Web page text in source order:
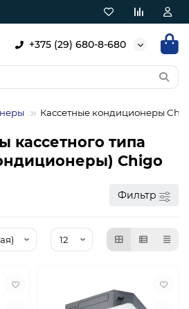
+375 (29) 680-8-680
Кассетные кондиционеры
кассетного типа
Chigo
Фильтр